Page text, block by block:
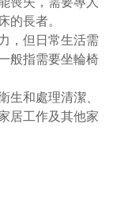
的長者。
，但日常生活需
般指需要坐輪椅
生和處理清潔、
居工作及其他家